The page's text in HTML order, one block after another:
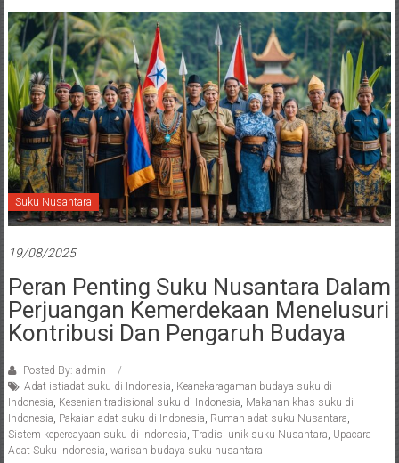
Suku Nusantara
19/08/2025
Peran Penting Suku Nusantara Dalam
Perjuangan Kemerdekaan Menelusuri
Kontribusi Dan Pengaruh Budaya
Posted By: admin
Adat istiadat suku di Indonesia, Keanekaragaman budaya suku di
Indonesia, Kesenian tradisional suku di Indonesia, Makanan khas suku di
Indonesia, Pakaian adat suku di Indonesia, Rumah adat suku Nusantara,
Sistem kepercayaan suku di Indonesia, Tradisi unik suku Nusantara, Upacara
Adat Suku Indonesia, warisan budaya suku nusantara